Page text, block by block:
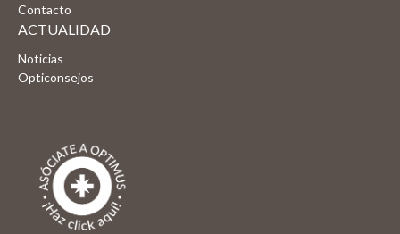
Contacto
ACTUALIDAD
Noticias
Opticonsejos